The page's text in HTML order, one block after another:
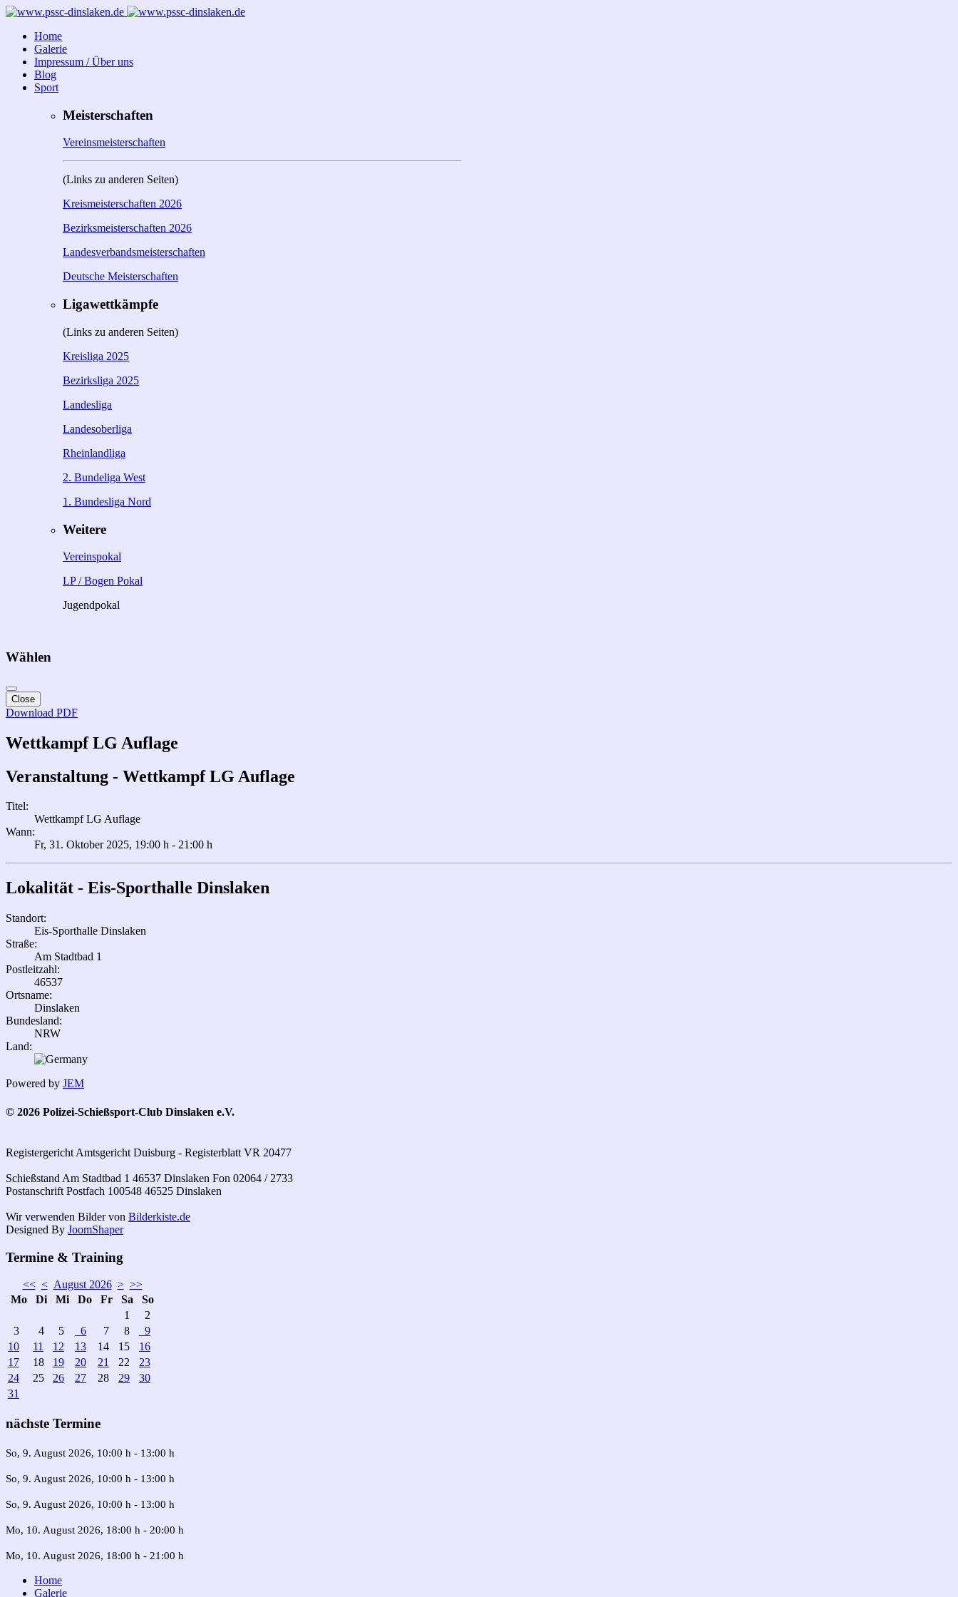
Home
Galerie
Impressum / Über uns
Blog
Sport
Meisterschaften
Vereinsmeisterschaften
(Links zu anderen Seiten)
Kreismeisterschaften 2026
Bezirksmeisterschaften 2026
Landesverbandsmeisterschaften
Deutsche Meisterschaften
Ligawettkämpfe
(Links zu anderen Seiten)
Kreisliga 2025
Bezirksliga 2025
Landesliga
Landesoberliga
Rheinlandliga
2. Bundeliga West
1. Bundesliga Nord
Weitere
Vereinspokal
LP / Bogen Pokal
Jugendpokal
Wählen
Close
Download PDF
Wettkampf LG Auflage
Veranstaltung - Wettkampf LG Auflage
Titel:
Wettkampf LG Auflage
Wann:
Fr, 31. Oktober 2025, 19:00 h - 21:00 h
Lokalität - Eis-Sporthalle Dinslaken
Standort:
Eis-Sporthalle Dinslaken
Straße:
Am Stadtbad 1
Postleitzahl:
46537
Ortsname:
Dinslaken
Bundesland:
NRW
Land:
Powered by JEM
© 2026 Polizei-Schießsport-Club Dinslaken e.V.
Registergericht Amtsgericht Duisburg - Registerblatt VR 20477
Schießstand Am Stadtbad 1 46537 Dinslaken Fon 02064 / 2733
Postanschrift Postfach 100548 46525 Dinslaken
Wir verwenden Bilder von Bilderkiste.de
Designed By JoomShaper
Termine & Training
<< < August 2026 > >>
Mo
Di Mi Do Fr Sa
So
1
2
3
4 5 6 7 8
9
10
11 12 13 14 15
16
17
18 19 20 21 22
23
24
25 26 27 28 29
30
31
nächste Termine
So, 9. August 2026, 10:00 h - 13:00 h
So, 9. August 2026, 10:00 h - 13:00 h
So, 9. August 2026, 10:00 h - 13:00 h
Mo, 10. August 2026, 18:00 h - 20:00 h
Mo, 10. August 2026, 18:00 h - 21:00 h
Home
Galerie